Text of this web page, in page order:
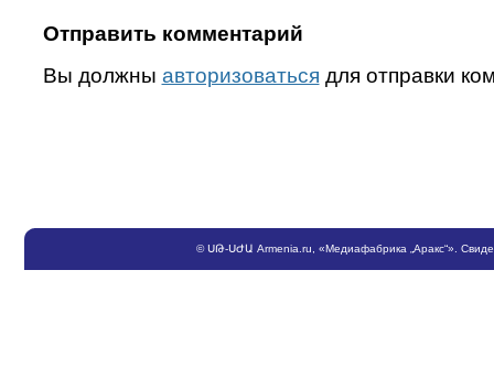
Отправить комментарий
Вы должны авторизоваться для отправки
©ՍԹ-ՍԺԱ Armenia.ru , «Медиафабрика „Аракс“».